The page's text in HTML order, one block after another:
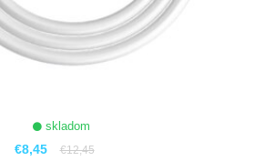
skladom
€8,45 €12,45